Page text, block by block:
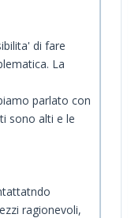
di fare
La
parlato con
sono alti e le
ragionevoli,